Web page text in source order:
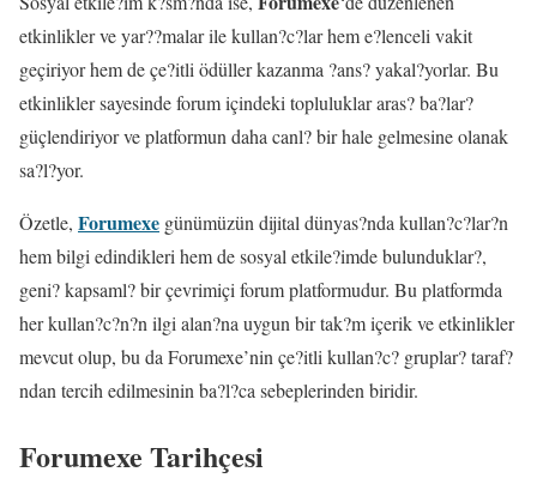
etkinlikler ve yar??malar ile kullan?c?lar hem e?lenceli vakit
geçiriyor hem de çe?itli ödüller kazanma ?ans? yakal?yorlar. Bu
etkinlikler sayesinde forum içindeki topluluklar aras? ba?lar?
güçlendiriyor ve platformun daha canl? bir hale gelmesine olanak
sa?l?yor.
Özetle, Forumexe günümüzün dijital dünyas?nda kullan?c?lar?n
hem bilgi edindikleri hem de sosyal etkile?imde bulunduklar?,
geni? kapsaml? bir çevrimiçi forum platformudur. Bu platformda
her kullan?c?n?n ilgi alan?na uygun bir tak?m içerik ve etkinlikler
mevcut olup, bu da Forumexe’nin çe?itli kullan?c? gruplar? taraf?
ndan tercih edilmesinin ba?l?ca sebeplerinden biridir.
Forumexe Tarihçesi